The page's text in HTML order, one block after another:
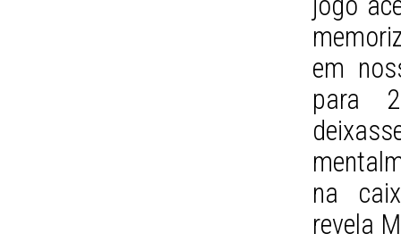
em
para
na
revela